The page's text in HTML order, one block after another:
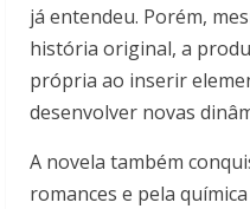
já entendeu. Porém,
história original, a
própria ao inserir
desenvolver novas
A novela também
romances e pela